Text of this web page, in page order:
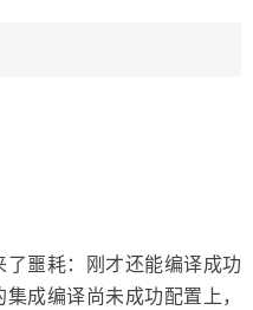
噩耗：刚才还能编译成功
成编译尚未成功配置上，